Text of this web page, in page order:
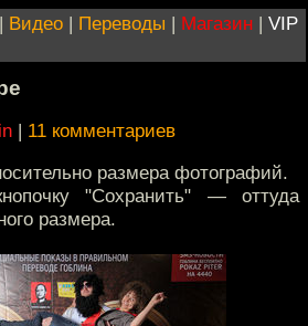
| Видео | Переводы | Магазин | VIP
| 11 комментариев
размера фотографий.
"Сохранить" — оттуда
размера.